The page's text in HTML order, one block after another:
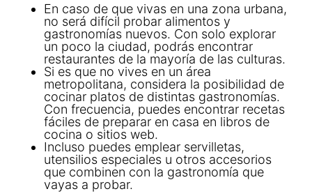
En caso de que vivas en una zona urbana,
no será difícil probar alimentos y
gastronomías nuevos. Con solo explorar
un poco la ciudad, podrás encontrar
restaurantes de la mayoría de las culturas.
Si es que no vives en un área
metropolitana, considera la posibilidad de
cocinar platos de distintas gastronomías.
Con frecuencia, puedes encontrar recetas
fáciles de preparar en casa en libros de
cocina o sitios web.
Incluso puedes emplear servilletas,
utensilios especiales u otros accesorios
que combinen con la gastronomía que
vayas a probar.